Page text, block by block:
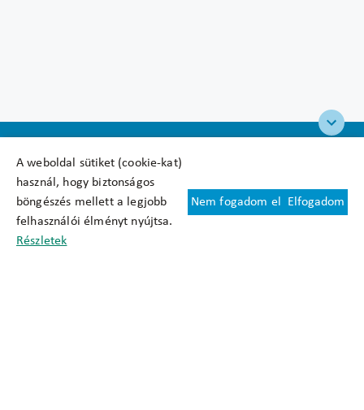
A weboldal sütiket (cookie-kat)
használ, hogy biztonságos
böngészés mellett a legjobb
felhasználói élményt nyújtsa.
Részletek
Nem fogadom el Elfogadom
Felhasználási feltételek